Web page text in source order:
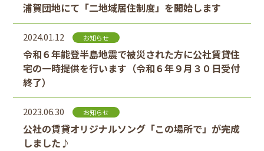
浦賀団地にて「二地域居住制度」を開始します
2024.01.12 お知らせ
令和６年能登半島地震で被災された方に公社賃貸住
宅の一時提供を行います（令和６年９月３０日受付
終了）
2023.06.30 お知らせ
公社の賃貸オリジナルソング「この場所で」が完成
しました♪